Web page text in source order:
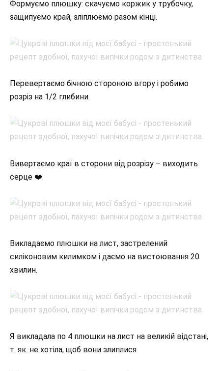
Формуємо плюшку: скачуємо коржик у трубочку,
защипуємо край, зліплюємо разом кінці.
Перевертаємо бічною стороною вгору і робимо
розріз на 1/2 глибини.
Вивертаємо краї в сторони від розрізу – виходить
серце ❤️.
Викладаємо плюшки на лист, застрелений
силіконовим килимком і даємо на вистоювання 20
хвилин.
Я викладала по 4 плюшки на лист на великій відстані,
т. як. не хотіла, щоб вони злиплися.